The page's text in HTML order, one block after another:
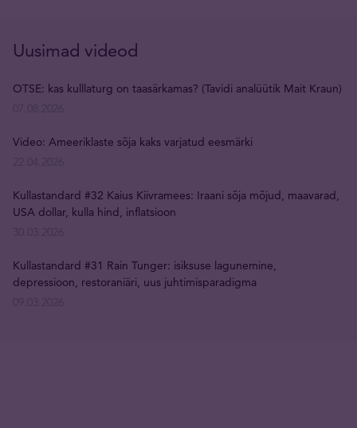
Uusimad videod
OTSE: kas kulllaturg on taasärkamas? (Tavidi analüütik Mait Kraun)
Video: Ameeriklaste sõja kaks varjatud eesmärki
Kullastandard #32 Kaius Kiivramees: Iraani sõja mõjud, maavarad,
USA dollar, kulla hind, inflatsioon
Kullastandard #31 Rain Tunger: isiksuse lagunemine,
depressioon, restoraniäri, uus juhtimisparadigma